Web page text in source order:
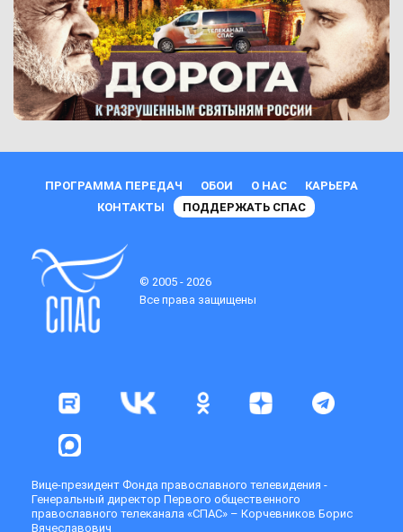
ПРОГРАММА ПЕРЕДАЧ ОБОИ О НАС
КАРЬЕРА
КОНТАКТЫ
ПОДДЕРЖАТЬ СПАС
© 2005 - 2026
Все права защищены
Вице-президент Фонда православного телевидения -
Генеральный директор Первого общественного
православного телеканала «СПАС» – Корчевников Борис
Вячеславович